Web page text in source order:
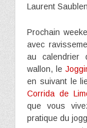
Laurent
Prochain
avec
au calendrier
wallon, le
en suivant le
Corrida de
que vous
pratique du